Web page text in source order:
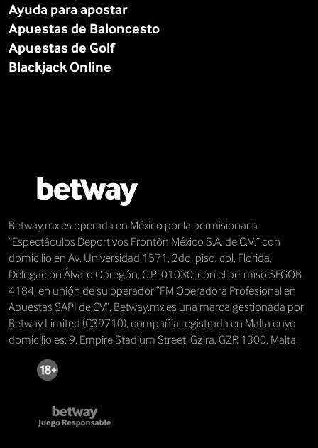
Ayuda para apostar
Apuestas de Baloncesto
Apuestas de Golf
Blackjack Online
Betway.mx es operada en México por la permisionaria
“Espectáculos Deportivos Frontón México S.A. de C.V.” con
domicilio en Av. Universidad 1571, 2do. piso, col. Florida,
Delegación Álvaro Obregón, C.P. 01030; con el permiso SEGOB
4184, en unión de su operador “FM Operadora Profesional en
Apuestas SAPI de CV”. Betway.mx es una marca gestionada por
Betway Limited (C39710), compañía registrada en Malta cuyo
domicilio es: 9, Empire Stadium Street, Gzira, GZR 1300, Malta.